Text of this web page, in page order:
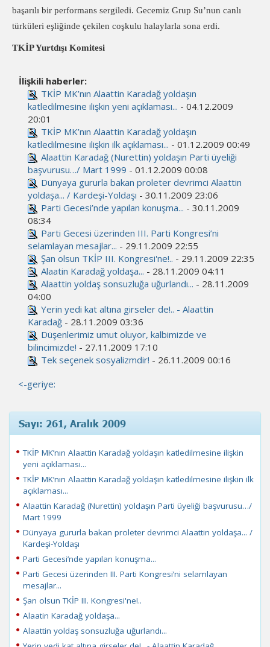
başarılı bir performans sergiledi. Gecemiz Grup Su’nun canlı
türküleri eşliğinde çekilen coşkulu halaylarla sona erdi.
TKİP Yurtdışı Komitesi
İlişkili haberler:
TKİP MK’nın Alaattin Karadağ yoldaşın
katledilmesine ilişkin yeni açıklaması... - 04.12.2009
20:01
TKİP MK’nın Alaattin Karadağ yoldaşın
katledilmesine ilişkin ilk açıklaması... - 01.12.2009 00:49
Alaattin Karadağ (Nurettin) yoldaşın Parti üyeliği
başvurusu…/ Mart 1999 - 01.12.2009 00:08
Dünyaya gururla bakan proleter devrimci Alaattin
yoldaşa... / Kardeşi-Yoldaşı - 30.11.2009 23:06
Parti Gecesi’nde yapılan konuşma... - 30.11.2009
08:34
Parti Gecesi üzerinden III. Parti Kongresi’ni
selamlayan mesajlar... - 29.11.2009 22:55
Şan olsun TKİP III. Kongresi'ne!.. - 29.11.2009 22:35
Alaatin Karadağ yoldaşa... - 28.11.2009 04:11
Alaattin yoldaş sonsuzluğa uğurlandı... - 28.11.2009
04:00
Yerin yedi kat altına girseler de!.. - Alaattin
Karadağ - 28.11.2009 03:36
Düşenlerimiz umut oluyor, kalbimizde ve
bilincimizde! - 27.11.2009 17:10
Tek seçenek sosyalizmdir! - 26.11.2009 00:16
<-geriye:
Sayı: 261, Aralık 2009
TKİP MK’nın Alaattin Karadağ yoldaşın katledilmesine ilişkin
yeni açıklaması...
TKİP MK’nın Alaattin Karadağ yoldaşın katledilmesine ilişkin ilk
açıklaması...
Alaattin Karadağ (Nurettin) yoldaşın Parti üyeliği başvurusu…/
Mart 1999
Dünyaya gururla bakan proleter devrimci Alaattin yoldaşa... /
Kardeşi-Yoldaşı
Parti Gecesi’nde yapılan konuşma...
Parti Gecesi üzerinden III. Parti Kongresi’ni selamlayan
mesajlar...
Şan olsun TKİP III. Kongresi'ne!..
Alaatin Karadağ yoldaşa...
Alaattin yoldaş sonsuzluğa uğurlandı...